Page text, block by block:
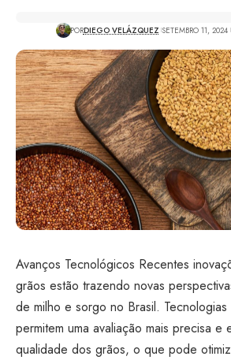
PORDIEGO VELÁZQUEZ SETEMBRO 11, 2024
Avanços Tecnológicos Recentes
grãos estão trazendo novas
de milho e sorgo no Brasil. Tecnologias
permitem uma avaliação mais precisa e
qualidade dos grãos, o que pode